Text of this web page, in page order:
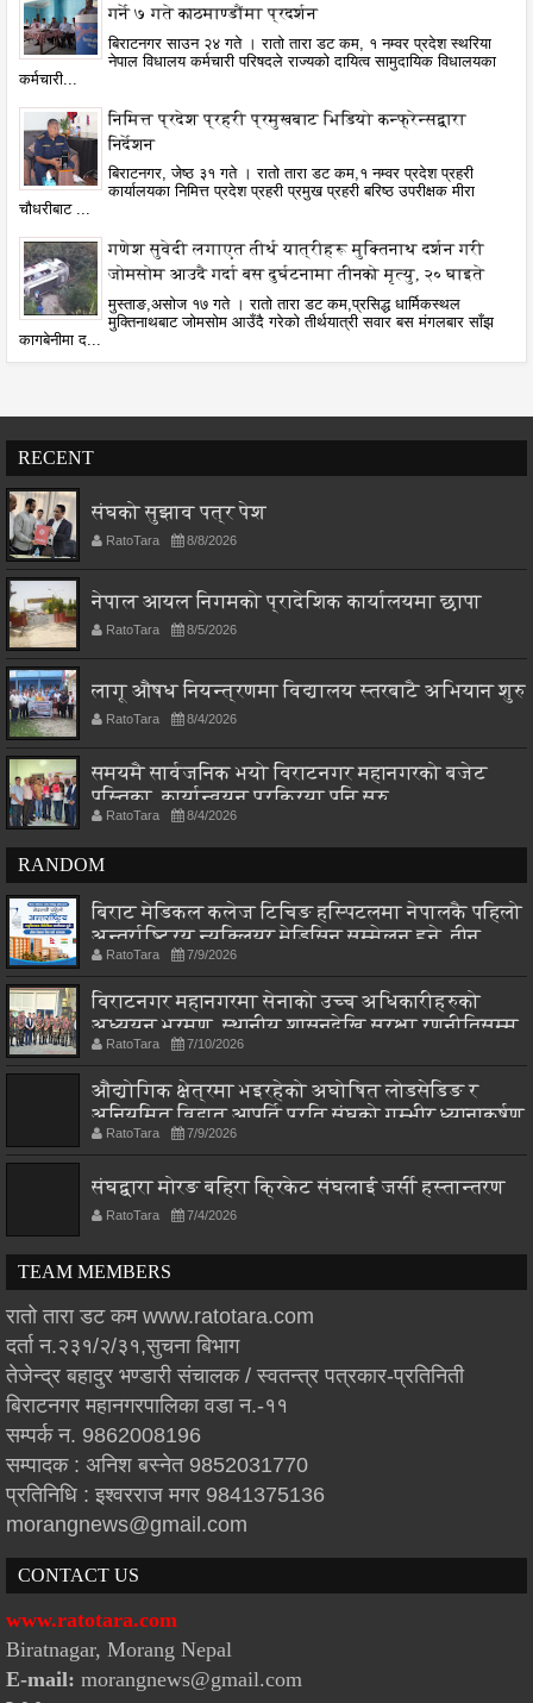
गर्ने ७ गते काठमाण्डौंमा प्रदर्शन
बिराटनगर साउन २४ गते । रातो तारा डट कम, १ नम्वर प्रदेश स्थरिया
नेपाल विधालय कर्मचारी परिषदले राज्यको दायित्व सामुदायिक विधालयका
कर्मचारी...
निमित्त प्रदेश प्रहरी प्रमुखबाट भिडियो कन्फ्रेन्सद्वारा
निर्देशन
बिराटनगर, जेष्ठ ३१ गते । रातो तारा डट कम,१ नम्वर प्रदेश प्रहरी
कार्यालयका निमित्त प्रदेश प्रहरी प्रमुख प्रहरी बरिष्ठ उपरीक्षक मीरा
चौधरीबाट ...
गणेश सुवेदी लगाएत तीर्थ यात्रीहरू मुक्तिनाथ दर्शन गरी
जोमसोम आउदै गर्दा बस दुर्घटनामा तीनको मृत्यु, २० घाइते
मुस्ताङ,असोज १७ गते । रातो तारा डट कम,प्रसिद्ध धार्मिकस्थल
मुक्तिनाथबाट जोमसोम आउँदै गरेको तीर्थयात्री सवार बस मंगलबार साँझ
कागबेनीमा द...
RECENT
संघको सुझाव पत्र पेश
RatoTara 8/8/2026
नेपाल आयल निगमको प्रादेशिक कार्यालयमा छापा
RatoTara 8/5/2026
लागू औषध नियन्त्रणमा विद्यालय स्तरबाटै अभियान शुरु
RatoTara 8/4/2026
समयमै सार्वजनिक भयो विराटनगर महानगरको बजेट
पुस्तिका, कार्यान्वयन प्रक्रिया पनि सुरु
RatoTara 8/4/2026
RANDOM
बिराट मेडिकल कलेज टिचिङ हस्पिटलमा नेपालकै पहिलो
अन्तर्राष्ट्रिय न्यूक्लियर मेडिसिन सम्मेलन हुने, तीन
देशका विज्ञ एकै मञ्चमा
RatoTara 7/9/2026
विराटनगर महानगरमा सेनाको उच्च अधिकारीहरुको
अध्ययन भ्रमण, स्थानीय शासनदेखि सुरक्षा रणनीतिसम्म
छलफल
RatoTara 7/10/2026
औद्योगिक क्षेत्रमा भइरहेको अघोषित लोडसेडिङ र
अनियमित विद्युत आपूर्ति प्रति संघको गम्भीर ध्यानाकर्षण
RatoTara 7/9/2026
संघद्वारा मोरङ बहिरा क्रिकेट संघलाई जर्सी हस्तान्तरण
RatoTara 7/4/2026
TEAM MEMBERS
रातो तारा डट कम www.ratotara.com
दर्ता न.२३१/२/३१,सुचना बिभाग
तेजेन्द्र बहादुर भण्डारी संचालक / स्वतन्त्र पत्रकार-प्रतिनिती
बिराटनगर महानगरपालिका वडा न.-११
सम्पर्क न. 9862008196
सम्पादक : अनिश बस्नेत 9852031770
प्रतिनिधि : इश्वरराज मगर 9841375136
morangnews@gmail.com
CONTACT US
www.ratotara.com
Biratnagar, Morang Nepal
E-mail: morangnews@gmail.com